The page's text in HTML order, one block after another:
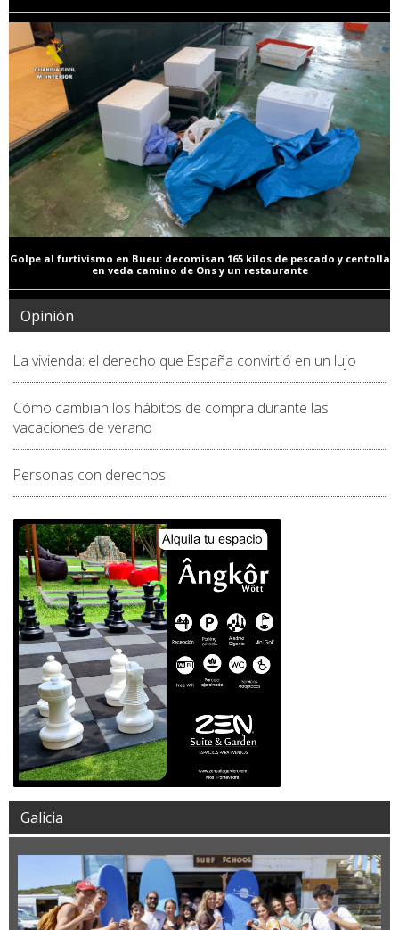
Golpe al furtivismo en Bueu: decomisan 165 kilos de pescado y centolla
en veda camino de Ons y un restaurante
Opinión
La vivienda: el derecho que España convirtió en un lujo
Cómo cambian los hábitos de compra durante las
vacaciones de verano
Personas con derechos
Galicia